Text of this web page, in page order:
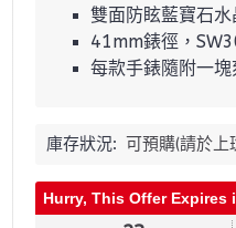
雙面防眩藍寶石水
41mm錶徑，
每款手錶隨附一
庫存狀況: 可預購(請於上
Hurry, This Offer Expires